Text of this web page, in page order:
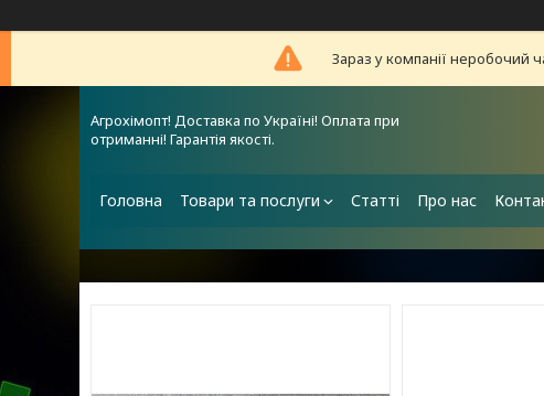
Зараз у компанії неробочий
Агрохімопт! Доставка по Україні! Оплата при
отриманні! Гарантія якості.
Головна Товари та послуги Статті Про нас